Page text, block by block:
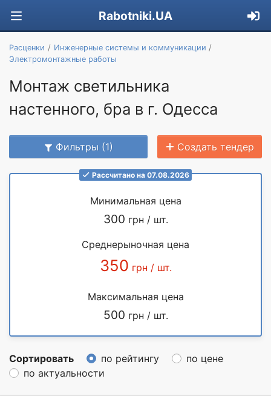
Rabotniki.UA
Расценки
Инженерные системы и коммуникации
Электромонтажные работы
Монтаж светильника
настенного, бра в г. Одесса
Фильтры (1) Создать тендер
Рассчитано на 07.08.2026
Минимальная цена
300 грн / шт.
Среднерыночная цена
350 грн / шт.
Максимальная цена
500 грн / шт.
Сортировать по рейтингу
по цене
по актуальности